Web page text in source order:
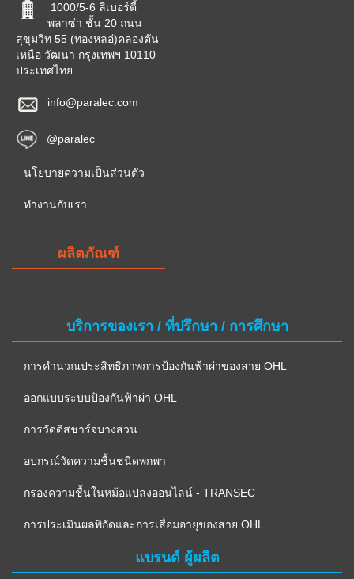
1000/5-6 ลิเบอร์ตี้
พลาซ่า ชั้น 20 ถนน
สุขุมวิท 55 (ทองหลอ่)คลองตัน
เหนือ วัฒนา กรุงเทพฯ 10110
ประเทศไทย
info@paralec.com
@paralec
นโยบายความเป็นส่วนตัว
ทำงานกับเรา
ผลิตภัณฑ์
บริการของเรา / ที่ปรึกษา / การศึกษา
การคำนวณประสิทธิภาพการป้องกันฟ้าผ่าของสาย OHL
ออกแบบระบบป้องกันฟ้าผ่า OHL
การวัดดิสชาร์จบางส่วน
อปกรณ์วัดความชื้นชนิดพกพา
กรองความชื้นในหม้อแปลงออนไลน์ - TRANSEC
การประเมินผลพิกัดและการเสื่อมอายุของสาย OHL
แบรนด์ ผู้ผลิต